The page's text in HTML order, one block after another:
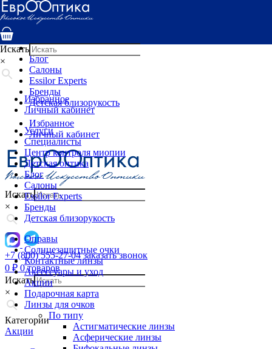
Услуги
Специалисты
Детская оптика
Блог
Салоны
Essilor Experts
Бренды
Детская близорукость
Избранное
Личный кабинет
Искать
×
+7 (800) 555-27-04 заказать звонок
0 ₽ 0 товаров
Искать
×
Категории
Акции
Искать
×
Избранное
Личный кабинет
Услуги
Специалисты
Центр контроля миопии
Детская оптика
Блог
Салоны
Essilor Experts
Бренды
Детская близорукость
Оправы
Солнцезащитные очки
Контактные линзы
Аксессуары и уход
Акции
Подарочная карта
Линзы для очков
По типу
Астигматические линзы
Асферические линзы